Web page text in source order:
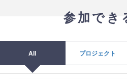
参加でき
All プロジェクト